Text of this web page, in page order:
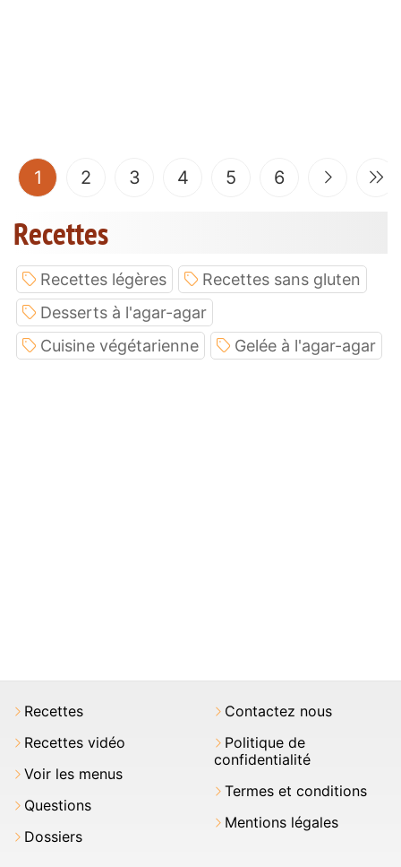
1 (current)
2 3 4 5 6
Recettes
Recettes légères
Recettes sans gluten
Desserts à l'agar-agar
Cuisine végétarienne
Gelée à l'agar-agar
Recettes
Recettes vidéo
Voir les menus
Questions
Dossiers
Contactez nous
Politique de
confidentialité
Termes et conditions
Mentions légales